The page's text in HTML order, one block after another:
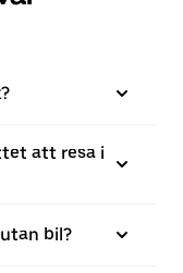
att resa i
bil?